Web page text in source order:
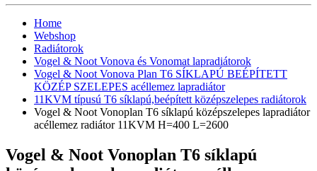
Home
Webshop
Radiátorok
Vogel & Noot Vonova és Vonomat lapradiátorok
Vogel & Noot Vonova Plan T6 SÍKLAPÚ BEÉPÍTETT
KÖZÉP SZELEPES acéllemez lapradiátor
11KVM típusú T6 síklapú,beépített középszelepes radiátorok
Vogel & Noot Vonoplan T6 síklapú középszelepes lapradiátor
acéllemez radiátor 11KVM H=400 L=2600
Vogel & Noot Vonoplan T6 síklapú